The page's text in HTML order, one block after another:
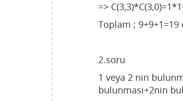
=>
Toplam ;
2.soru
1 veya 2 nin
bulunması+2nin